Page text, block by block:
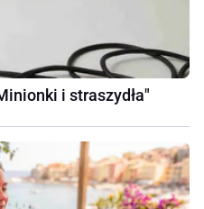
i straszydła"